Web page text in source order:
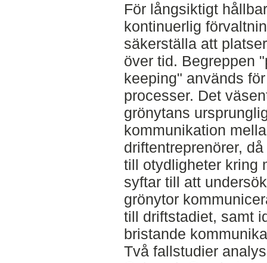
För långsiktigt
kontinuerlig
säkerställa att
över tid. Begreppen
keeping" används
processer. Det
grönytans
kommunikation
driftentreprenörer,
till otydligheter kring
syftar till att
grönytor
till driftstadiet, samt
bristande
Två fallstudier